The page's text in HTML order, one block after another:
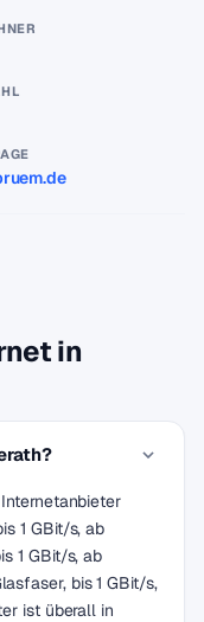
in
1 GBit/s, ab
1 GBit/s, ab
bis 1 GBit/s,
ist überall in